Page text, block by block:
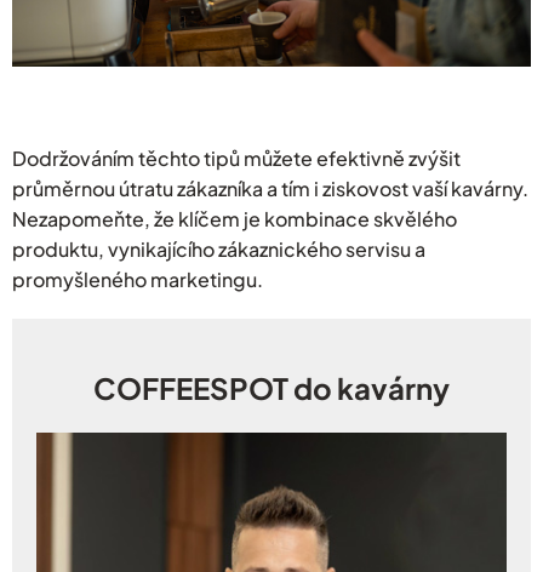
Dodržováním těchto tipů můžete efektivně zvýšit
průměrnou útratu zákazníka a tím i ziskovost vaší kavárny.
Nezapomeňte, že klíčem je kombinace skvělého
produktu, vynikajícího zákaznického servisu a
promyšleného marketingu.
COFFEESPOT do kavárny